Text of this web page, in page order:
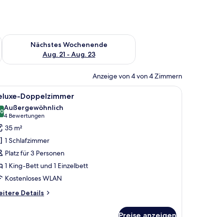
Aug. 14 - Aug. 16.
Nächstes Wochenende
Aug. 21 - Aug. 23
Überprüfe die Verfügbarkeit für nächstes Wochenende, Aug.
Anzeige von 4 von 4 Zimmern
Lampe und einem Fenster mit roten Vorhängen.
zwei Nachttischen, einem Sessel und einem Topfpflanzen.
Ein Hotelzimmer mit Bett, Nachttisch,
10 Doppelzimmer
von 10
Außergewöhnlich
4 Bewertungen
(4
Bewertungen)
35 m²
1 Schlafzimmer
Platz für 3 Personen
1 King-Bett und 1 Einzelbett
Kostenloses WLAN
Details